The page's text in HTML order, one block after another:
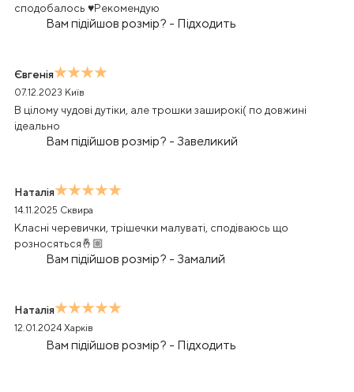
сподобалось ♥️Рекомендую
Вам підійшов розмір? - Підходить
Євгенія
07.12.2023 Київ
В цілому чудові дутіки, але трошки заширокі( по довжині
ідеально
Вам підійшов розмір? - Завеликий
Наталія
14.11.2025 Сквира
Класні черевички, трішечки малуваті, сподіваюсь що
розносяться🤞🏼
Вам підійшов розмір? - Замалий
Наталія
12.01.2024 Харків
Вам підійшов розмір? - Підходить